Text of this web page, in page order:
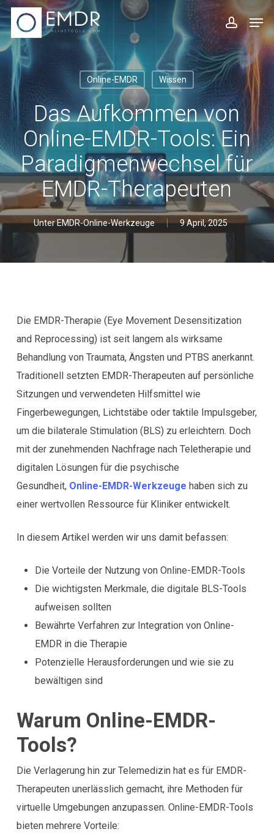
Zum
Hauptinhalt
springen
Konto
Online-EMDR Wissen
Das Aufkommen von
Online-EMDR-Tools: Ein
Paradigmenwechsel für
EMDR-Therapeuten
UnterEMDR-Online-Werkzeuge 9 April, 2025
Die EMDR-Therapie (Eye Movement Desensitization
and Reprocessing) ist seit langem als wirksame
Behandlung von Traumata, Ängsten und PTBS anerkannt.
Traditionell setzten EMDR-Therapeuten auf persönliche
Sitzungen und verwendeten Hilfsmittel wie
Fingerbewegungen, Lichtstäbe oder taktile Impulsgeber,
um die bilaterale Stimulation (BLS) zu erleichtern. Doch
mit der zunehmenden Nachfrage nach Teletherapie und
digitalen Lösungen für die psychische
Gesundheit, Online-EMDR-Werkzeuge haben sich zu
einer wertvollen Ressource für Kliniker entwickelt.
In diesem Artikel werden wir uns damit befassen:
Die Vorteile der Nutzung von Online-EMDR-Tools
Die wichtigsten Merkmale, die digitale BLS-Tools
aufweisen sollten
Bewährte Verfahren zur Integration von Online-
EMDR in die Therapie
Potenzielle Herausforderungen und wie sie zu
bewältigen sind
Warum Online-EMDR-
Tools?
Die Verlagerung hin zur Telemedizin hat es für EMDR-
Therapeuten unerlässlich gemacht, ihre Methoden für
virtuelle Umgebungen anzupassen. Online-EMDR-Tools
bieten mehrere Vorteile: